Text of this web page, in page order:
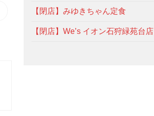
【閉店】みゆきちゃん定食
【閉店】We’s イオン石狩緑苑台店